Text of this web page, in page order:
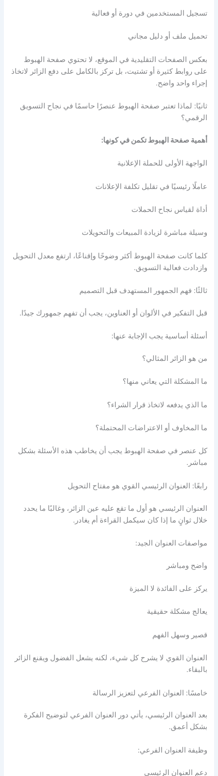
تسجيل المستخدمين في دورة أو فعالية
تحميل ملف أو دليل مجاني
بعكس الصفحات التقليدية في الموقع، لا تحتوي صفحة الهبوط
على روابط كثيرة أو تشتيت، بل تركز بالكامل على دفع الزائر لاتخاذ
إجراء واحد واضح.
ثانيًا: لماذا تعتبر صفحة الهبوط عنصرًا حاسمًا في نجاح التسويق
الرقمي؟
أهمية صفحة الهبوط تكمن في كونها:
الواجهة الأولى للحملة الإعلانية
عاملًا رئيسيًا في تقليل تكلفة الإعلانات
أداة لقياس نجاح الحملات
وسيلة مباشرة لزيادة المبيعات والتحويلات
كلما كانت صفحة الهبوط أكثر وضوحًا وإقناعًا، ارتفع معدل التحويل
وازدادت فعالية التسويق.
ثالثًا: فهم الجمهور المستهدف قبل التصميم
قبل التفكير في الألوان أو العناوين، يجب أن تفهم جمهورك جيدًا.
أسئلة أساسية يجب الإجابة عنها:
من هو الزائر المثالي؟
ما المشكلة التي يعاني منها؟
ما الذي يدفعه لاتخاذ قرار الشراء؟
ما المخاوف أو الاعتراضات المحتملة؟
كل عنصر في صفحة الهبوط يجب أن يخاطب هذه الأسئلة بشكل
مباشر.
رابعًا: العنوان الرئيسي القوي هو مفتاح التحويل
العنوان الرئيسي هو أول ما تقع عليه عين الزائر، وغالبًا ما يحدد
خلال ثوانٍ ما إذا كان سيكمل القراءة أم يغادر.
مواصفات العنوان الجيد:
واضح ومباشر
يركز على الفائدة لا الميزة
يعالج مشكلة حقيقية
قصير وسهل الفهم
العنوان القوي لا يشرح كل شيء، لكنه يشعل الفضول ويقنع الزائر
بالبقاء.
خامسًا: العنوان الفرعي لتعزيز الرسالة
بعد العنوان الرئيسي، يأتي دور العنوان الفرعي لتوضيح الفكرة
بشكل أعمق.
وظيفة العنوان الفرعي:
دعم العنوان الرئيسي